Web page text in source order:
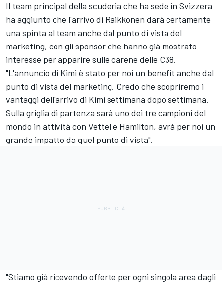
Il team principal della scuderia che ha sede in Svizzera
ha aggiunto che l'arrivo di Raikkonen darà certamente
una spinta al team anche dal punto di vista del
marketing, con gli sponsor che hanno già mostrato
interesse per apparire sulle carene delle C38.
"L'annuncio di Kimi è stato per noi un benefit anche dal
punto di vista del marketing. Credo che scopriremo i
vantaggi dell'arrivo di Kimi settimana dopo settimana.
Sulla griglia di partenza sarà uno dei tre campioni del
mondo in attività con Vettel e Hamilton, avrà per noi un
grande impatto da quel punto di vista".
"Stiamo già ricevendo offerte per ogni singola area dagli